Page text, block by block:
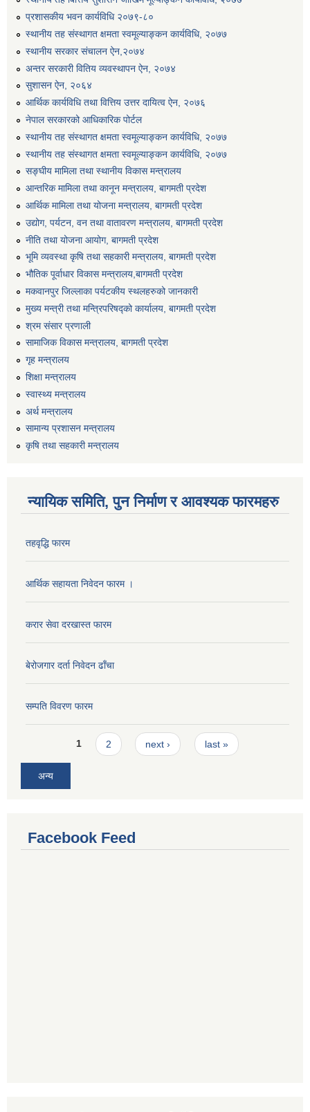
प्रशासकीय भवन कार्यविधि २०७९-८०
स्थानीय तह संस्थागत क्षमता स्वमूल्याङ्कन कार्यविधि, २०७७
स्थानीय सरकार संचालन ऐन,२०७४
अन्तर सरकारी वितिय व्यवस्थापन ऐन, २०७४
सुशासन ऐन, २०६४
आर्थिक कार्यविधि तथा वित्तिय उत्तर दायित्व ऐन, २०७६
नेपाल सरकारको आधिकारिक पोर्टल
स्थानीय तह संस्थागत क्षमता स्वमूल्याङ्कन कार्यविधि, २०७७
स्थानीय तह संस्थागत क्षमता स्वमूल्याङ्कन कार्यविधि, २०७७
सङ्घीय मामिला तथा स्थानीय विकास मन्त्रालय
आन्तरिक मामिला तथा कानून मन्त्रालय, बागमती प्रदेश
आर्थिक मामिला तथा योजना मन्त्रालय, बागमती प्रदेश
उद्योग, पर्यटन, वन तथा वातावरण मन्त्रालय, बागमती प्रदेश
नीति तथा योजना आयोग, बागमती प्रदेश
भूमि व्यवस्था कृषि तथा सहकारी मन्त्रालय, बागमती प्रदेश
भौतिक पूर्वाधार विकास मन्त्रालय,बागमती प्रदेश
मकवानपुर जिल्लाका पर्यटकीय स्थलहरुको जानकारी
मुख्य मन्त्री तथा मन्त्रिपरिषद्को कार्यालय, बागमती प्रदेश
श्रम संसार प्रणाली
सामाजिक विकास मन्त्रालय, बागमती प्रदेश
गृह मन्त्रालय
शिक्षा मन्त्रालय
स्वास्थ्य मन्त्रालय
अर्थ मन्त्रालय
सामान्य प्रशासन मन्त्रालय
कृषि तथा सहकारी मन्त्रालय
न्यायिक समिति, पुन निर्माण र आवश्यक फारमहरु
तहवृद्धि फारम
आर्थिक सहायता निवेदन फारम ।
करार सेवा दरखास्त फारम
बेरोजगार दर्ता निवेदन ढाँचा
सम्पति विवरण फारम
Pages1 2 next › last »
अन्य
Facebook Feed